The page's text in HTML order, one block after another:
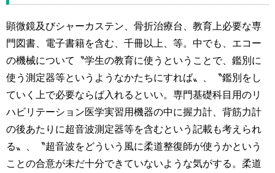
顕微鏡及びシャーカステン、骨折治療台、教育上必要な専
門図書、電子書籍を含む、千冊以上、等。中でも、エコー
の機械について〝学生の教育に使うということで、鑑別に
使う測定器等というようなかたちにすれば〟、〝鑑別をし
ていく上で必要ならば入れるといい。専門基礎科目用のリ
ハビリテーション医学実習用機器の中に握力計、背筋力計
の後あたりに超音波測定器等を含むという記載も考えられ
る〟、〝超音波をどういう風に柔道整復師が使うかという
ことの合意が未だ十分できていないような気がする。柔道